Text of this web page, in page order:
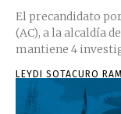
El precandidato
(AC), a la alcaldía
mantiene 4
LEYDI SOTACURO